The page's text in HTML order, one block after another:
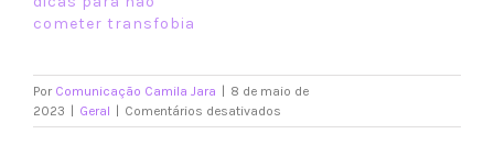
cometer transfobia
Por Comunicação Camila Jara
8 de maio de
2023
Geral Comentários desativados
Projeto